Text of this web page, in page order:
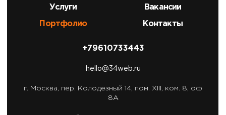
Услуги
Портфолио
Вакансии
Контакты
+79610733443
hello@34web.ru
г. Москва, пер. Колодезный 14, пом. XIII, ком. 8, оф
8А